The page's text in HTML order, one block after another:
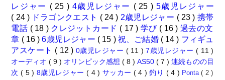
レジャー ( 25 ) 4歳児レジャー ( 25 ) 5歳児レジャー
( 24 ) ドラゴンクエスト ( 24 ) 2歳児レジャー ( 23 ) 携帯
電話 ( 18 ) クレジットカード ( 17 ) 学び ( 16 ) 過去の文
章 ( 16 )6歳児レジャー ( 15 ) 祝、ご結婚 ( 14 ) フィギュ
アスケート ( 12 ) 0歳児レジャー ( 11 )7歳児レジャー( 11 )
オーディオ ( 9 ) オリンピック感想( 8 )AS50( 7 )連続ものの目
次( 5 ) 8歳児レジャー( 4 ) サッカー ( 4 )釣り ( 4 ) Ponta( 2 )